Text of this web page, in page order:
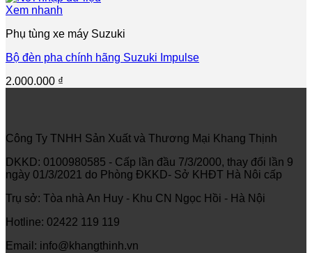
Xem nhanh
Phụ tùng xe máy Suzuki
Bộ đèn pha chính hãng Suzuki Impulse
2.000.000 ₫
Công Ty TNHH Sản Xuất và Thương Mại Khang Thịnh
DKKD: 0100980585 - Cấp lần đầu 7/3/2000, thay đổi lần 9
ngày 01/3/2021 do Phòng ĐKKD- Sở KHĐT Hà Nôi cấp
Trụ sở: Tòa nhà An Huy - Khu CN Ngọc Hồi - Hà Nội
Hotline: 02422 119 119
Email: info@khangthinh.vn